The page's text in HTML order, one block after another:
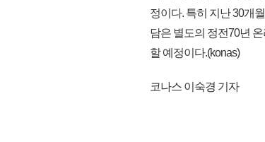
정이다. 특히 지난 30개
담은 별도의 정전70년
할 예정이다.(konas)
코나스 이숙경 기자